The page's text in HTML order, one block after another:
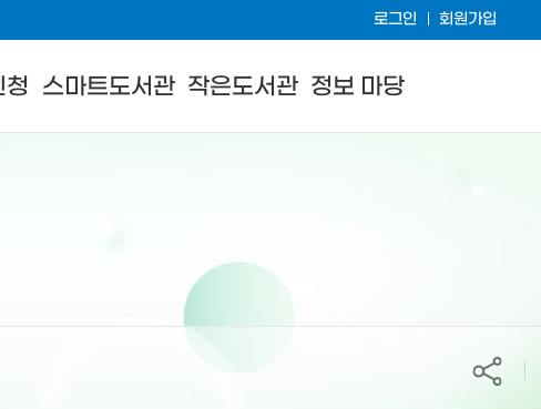
로그인 회원가입
청 스마트도서관 작은도서관 정보 마당
공유